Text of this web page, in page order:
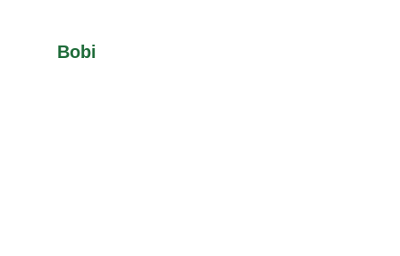
Bobi